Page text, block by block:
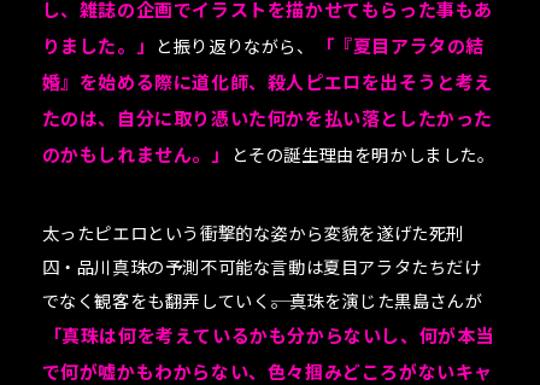
し、雑誌の企画でイラストを描かせてもらった事もあ
りました。」
と振り返りながら、
「『夏目アラタの結
婚』を始める際に道化師、殺人ピエロを出そうと考え
たのは、自分に取り憑いた何かを払い落としたかった
のかもしれません。」
とその誕生理由を明かしました。
太ったピエロという衝撃的な姿から変貌を遂げた死刑
囚・品川真珠の予測不可能な言動は夏目アラタたちだけ
でなく観客をも翻弄していく――。真珠を演じた黒島さんが
「真珠は何を考えているかも分からないし、何が本当
で何が嘘かもわからない、色々掴みどころがないキャ